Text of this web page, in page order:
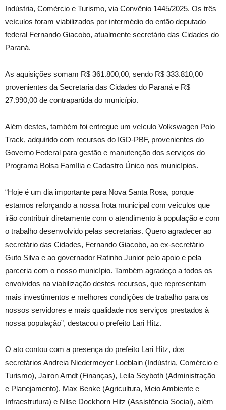
Indústria, Comércio e Turismo, via Convênio 1445/2025. Os três
veículos foram viabilizados por intermédio do então deputado
federal Fernando Giacobo, atualmente secretário das Cidades do
Paraná.
As aquisições somam R$ 361.800,00, sendo R$ 333.810,00
provenientes da Secretaria das Cidades do Paraná e R$
27.990,00 de contrapartida do município.
Além destes, também foi entregue um veículo Volkswagen Polo
Track, adquirido com recursos do IGD-PBF, provenientes do
Governo Federal para gestão e manutenção dos serviços do
Programa Bolsa Família e Cadastro Único nos municípios.
“Hoje é um dia importante para Nova Santa Rosa, porque
estamos reforçando a nossa frota municipal com veículos que
irão contribuir diretamente com o atendimento à população e com
o trabalho desenvolvido pelas secretarias. Quero agradecer ao
secretário das Cidades, Fernando Giacobo, ao ex-secretário
Guto Silva e ao governador Ratinho Junior pelo apoio e pela
parceria com o nosso município. Também agradeço a todos os
envolvidos na viabilização destes recursos, que representam
mais investimentos e melhores condições de trabalho para os
nossos servidores e mais qualidade nos serviços prestados à
nossa população”, destacou o prefeito Lari Hitz.
O ato contou com a presença do prefeito Lari Hitz, dos
secretários Andreia Niedermeyer Loeblain (Indústria, Comércio e
Turismo), Jairon Arndt (Finanças), Leila Seyboth (Administração
e Planejamento), Max Benke (Agricultura, Meio Ambiente e
Infraestrutura) e Nilse Dockhorn Hitz (Assistência Social), além